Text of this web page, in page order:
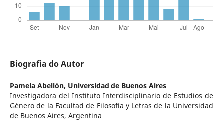
Biografia do Autor
Pamela Abellón, Universidad de Buenos Aires
Investigadora del Instituto Interdisciplinario de Estudios de
Género de la Facultad de Filosofía y Letras de la Universidad
de Buenos Aires, Argentina